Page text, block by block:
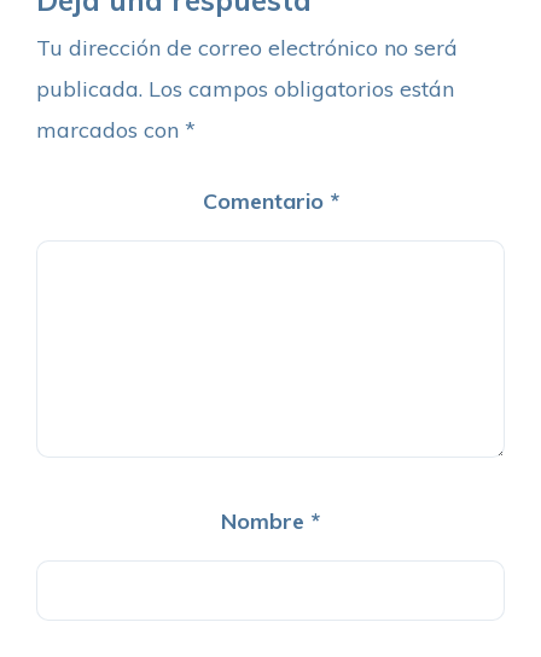
Tu dirección de correo electrónico no será
publicada. Los campos obligatorios están
marcados con *
Comentario *
Nombre *